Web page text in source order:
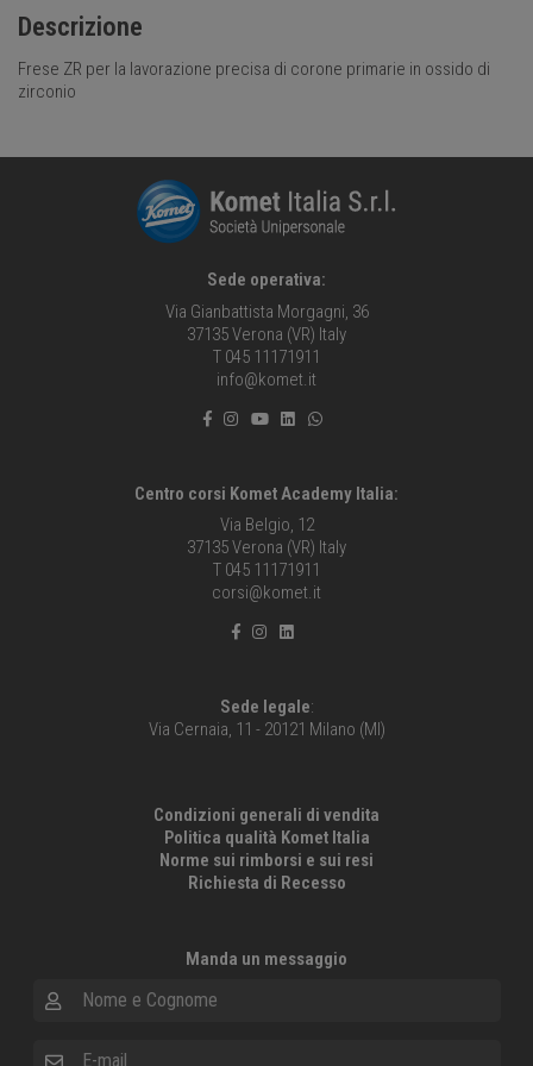
Descrizione
Frese ZR per la lavorazione precisa di corone primarie in ossido di
zirconio
Sede operativa:
Via Gianbattista Morgagni, 36
37135 Verona (VR) Italy
T 045 11171911
info@komet.it
Centro corsi Komet Academy Italia:
Via Belgio, 12
37135 Verona (VR) Italy
T 045 11171911
corsi@komet.it
Sede legale:
Via Cernaia, 11 - 20121 Milano (MI)
Condizioni generali di vendita
Politica qualità Komet Italia
Norme sui rimborsi e sui resi
Richiesta di Recesso
Manda un messaggio